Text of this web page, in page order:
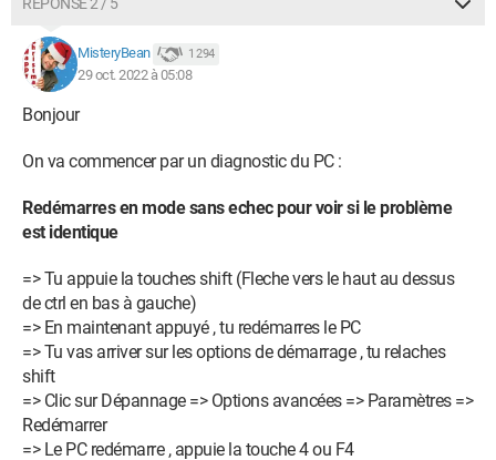
MisteryBean 1 294
29 oct. 2022 à 05:08
Bonjour
On va commencer par un diagnostic du PC :
Redémarres en mode sans echec pour voir si le problème
est identique
=> Tu appuie la touches shift (Fleche vers le haut au dessus
de ctrl en bas à gauche)
=> En maintenant appuyé , tu redémarres le PC
=> Tu vas arriver sur les options de démarrage , tu relaches
shift
=> Clic sur Dépannage => Options avancées => Paramètres =>
Redémarrer
=> Le PC redémarre , appuie la touche 4 ou F4